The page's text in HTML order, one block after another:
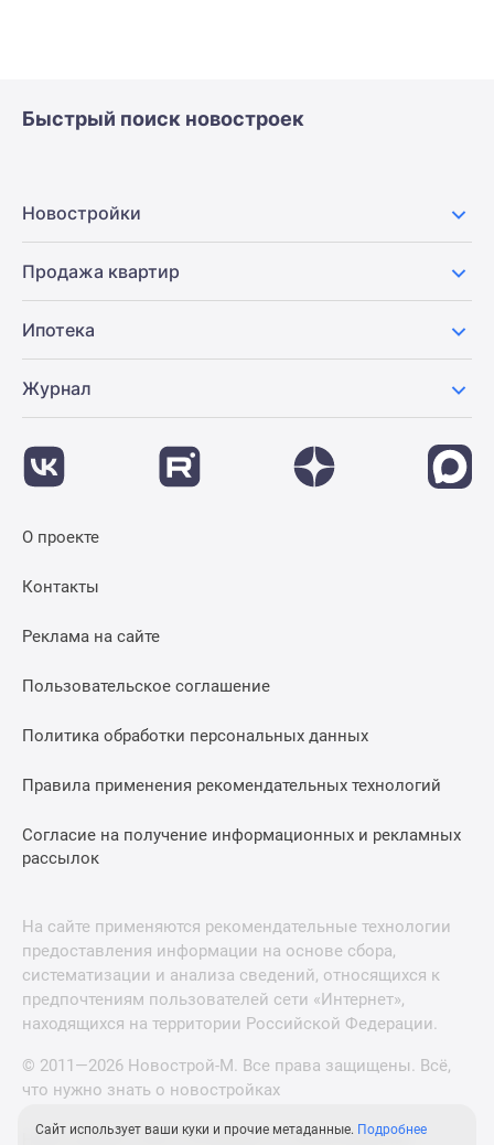
Быстрый поиск новостроек
Новостройки
Продажа квартир
Ипотека
Журнал
О проекте
Контакты
Реклама на сайте
Пользовательское соглашение
Политика обработки персональных данных
Правила применения рекомендательных технологий
Согласие на получение информационных и рекламных
рассылок
На сайте применяются рекомендательные технологии
предоставления информации на основе сбора,
систематизации и анализа сведений, относящихся к
предпочтениям пользователей сети «Интернет»,
находящихся на территории Российской Федерации.
© 2011—2026 Новострой-М. Все права защищены. Всё,
что нужно знать о новостройках
Новостройки Санкт-Петербурга и Ленинградской
Сайт использует ваши куки и прочие метаданные. Подробнее